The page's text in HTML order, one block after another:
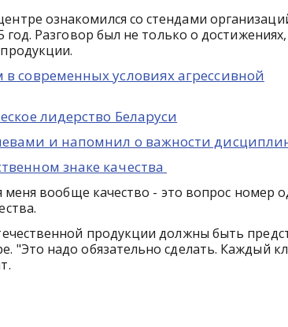
ознакомился со стендами
год. Разговор был не только о
современных условиях агрессивной
лидерство Беларуси
и напомнил о важности
знаке качества
вообще качество - это вопрос номер
продукции должны быть
"Это надо обязательно сделать. Каждый